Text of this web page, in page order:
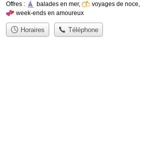
Offres : balades en mer, voyages de noce,
week-ends en amoureux
Horaires Téléphone